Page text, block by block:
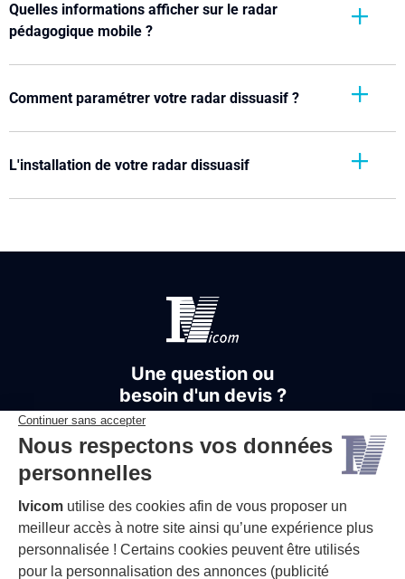
Quelles informations afficher sur le radar
pédagogique mobile ?
Comment paramétrer votre radar dissuasif ?
L'installation de votre radar dissuasif
Une question ou
besoin d'un devis ?
APPELER